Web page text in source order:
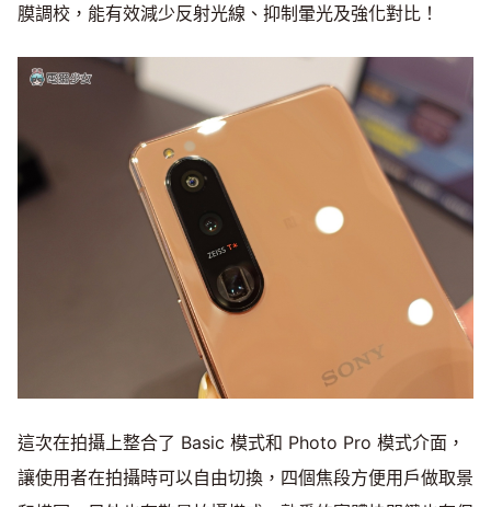
膜調校，能有效減少反射光線、抑制暈光及強化對比！
這次在拍攝上整合了 Basic 模式和 Photo Pro 模式介面，
讓使用者在拍攝時可以自由切換，四個焦段方便用戶做取景